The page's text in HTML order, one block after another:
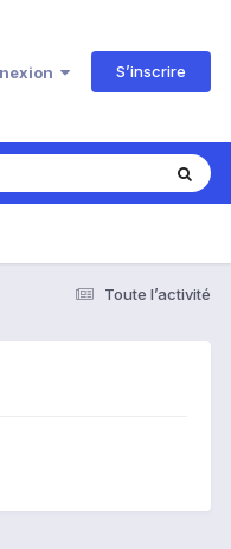
S’inscrire
Toute l’activité